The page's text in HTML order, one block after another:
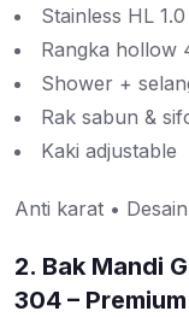
Stainless HL
Rangka hollow
Shower +
Rak sabun &
Kaki adjustable
Anti karat •
2. Bak Mandi
304 –